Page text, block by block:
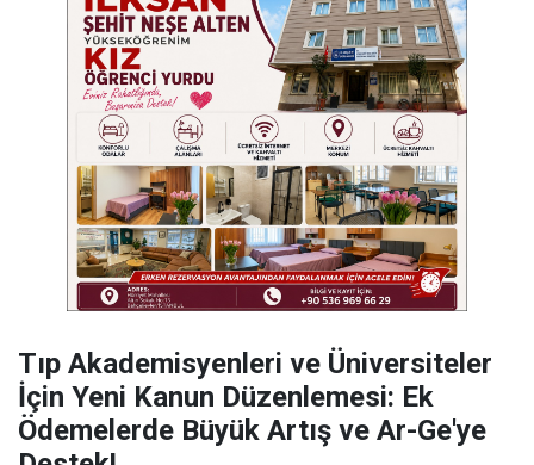
​Tıp Akademisyenleri ve Üniversiteler
İçin Yeni Kanun Düzenlemesi: Ek
Ödemelerde Büyük Artış ve Ar-Ge'ye